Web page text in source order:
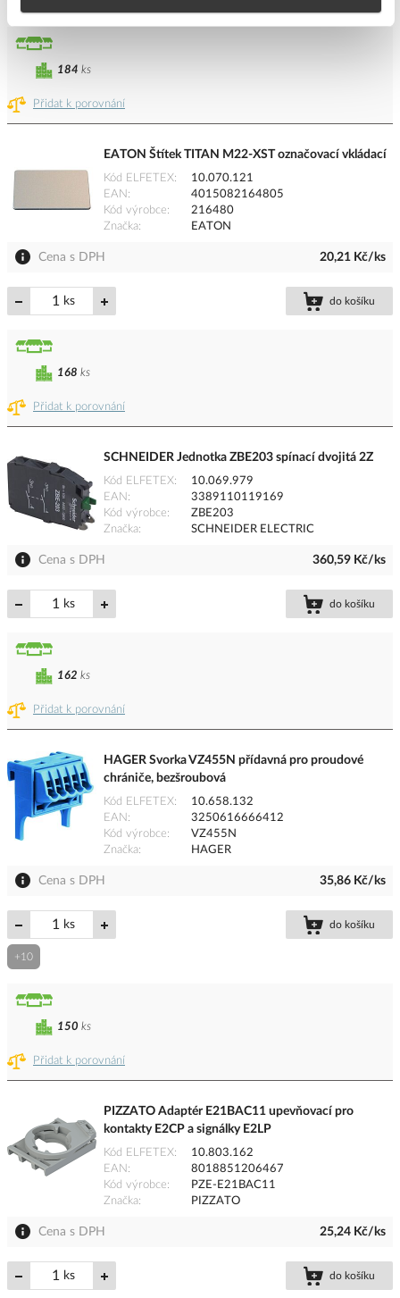
Přidat k porovnání
184 ks
EATON Štítek TITAN M22-XST označovací vkládací
Kód ELFETEX
10.070.121
EAN
4015082164805
Kód výrobce
216480
Značka
EATON
Cena s DPH 20,21 Kč/ks
ks do košíku
Přidat k porovnání
168 ks
SCHNEIDER Jednotka ZBE203 spínací dvojitá 2Z
Kód ELFETEX
10.069.979
EAN
3389110119169
Kód výrobce
ZBE203
Značka
SCHNEIDER ELECTRIC
Cena s DPH 360,59 Kč/ks
ks do košíku
Přidat k porovnání
162 ks
HAGER Svorka VZ455N přídavná pro proudové
chrániče, bezšroubová
Kód ELFETEX
10.658.132
EAN
3250616666412
Kód výrobce
VZ455N
Značka
HAGER
Cena s DPH 35,86 Kč/ks
ks do košíku
+10
Přidat k porovnání
150 ks
PIZZATO Adaptér E21BAC11 upevňovací pro
kontakty E2CP a signálky E2LP
Kód ELFETEX
10.803.162
EAN
8018851206467
Kód výrobce
PZE-E21BAC11
Značka
PIZZATO
Cena s DPH 25,24 Kč/ks
ks do košíku